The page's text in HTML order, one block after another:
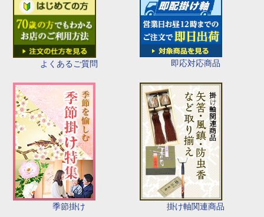
よくあるご質問 即応対応商品
季節掛け 掛け軸関連商品